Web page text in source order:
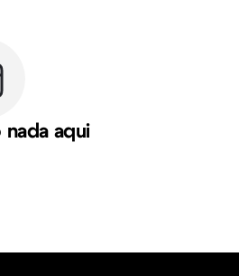
nada aqui